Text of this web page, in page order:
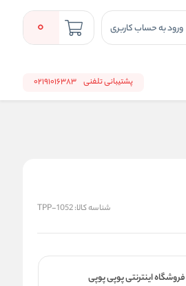
ورود به حساب کاربری 0
پشتیبانی تلفنی 02191016383
شناسه کالا:TPP-1052
فروشگاه اینترنتی پوپی پوپی